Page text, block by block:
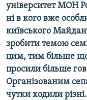
університет МОН
ні в кого вже
київського
зробити темою
цим, тим більше що
просили більше
Організованим
чутки ходили